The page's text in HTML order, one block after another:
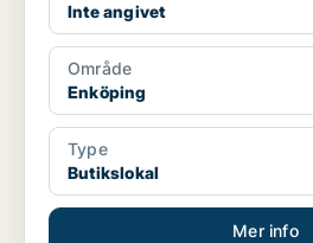
Inte angivet
Område
Enköping
Type
Butikslokal
Mer info